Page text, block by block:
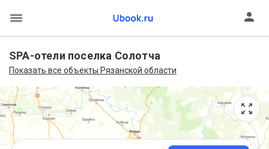
SPA-отели поселка Солотча
Показать все объекты Рязанской области